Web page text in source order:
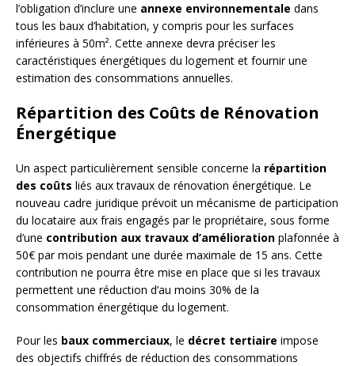
l’obligation d’inclure une annexe environnementale dans
tous les baux d’habitation, y compris pour les surfaces
inférieures à 50m². Cette annexe devra préciser les
caractéristiques énergétiques du logement et fournir une
estimation des consommations annuelles.
Répartition des Coûts de Rénovation
Énergétique
Un aspect particulièrement sensible concerne la répartition
des coûts liés aux travaux de rénovation énergétique. Le
nouveau cadre juridique prévoit un mécanisme de participation
du locataire aux frais engagés par le propriétaire, sous forme
d’une contribution aux travaux d’amélioration plafonnée à
50€ par mois pendant une durée maximale de 15 ans. Cette
contribution ne pourra être mise en place que si les travaux
permettent une réduction d’au moins 30% de la
consommation énergétique du logement.
Pour les baux commerciaux, le décret tertiaire impose
des objectifs chiffrés de réduction des consommations